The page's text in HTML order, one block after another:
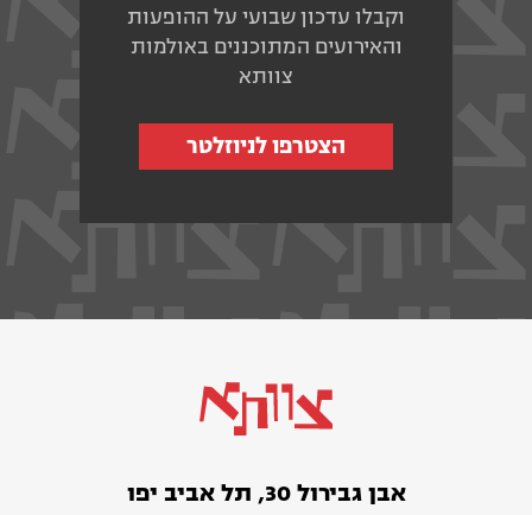
וקבלו עדכון שבועי על ההופעות
והאירועים המתוכננים באולמות
צוותא
הצטרפו לניוזלטר
אבן גבירול 30, תל אביב יפו